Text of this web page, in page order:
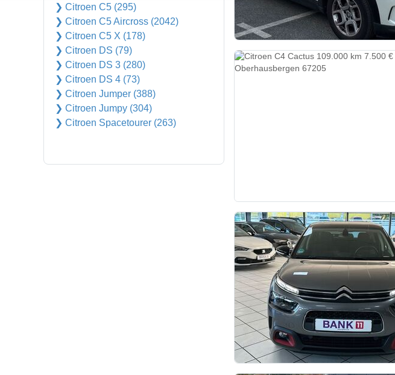
❯ Citroen C5 (295)
❯ Citroen C5 Aircross (2042)
❯ Citroen C5 X (178)
❯ Citroen DS (79)
❯ Citroen DS 3 (280)
❯ Citroen DS 4 (73)
❯ Citroen Jumper (388)
❯ Citroen Jumpy (304)
❯ Citroen Spacetourer (263)